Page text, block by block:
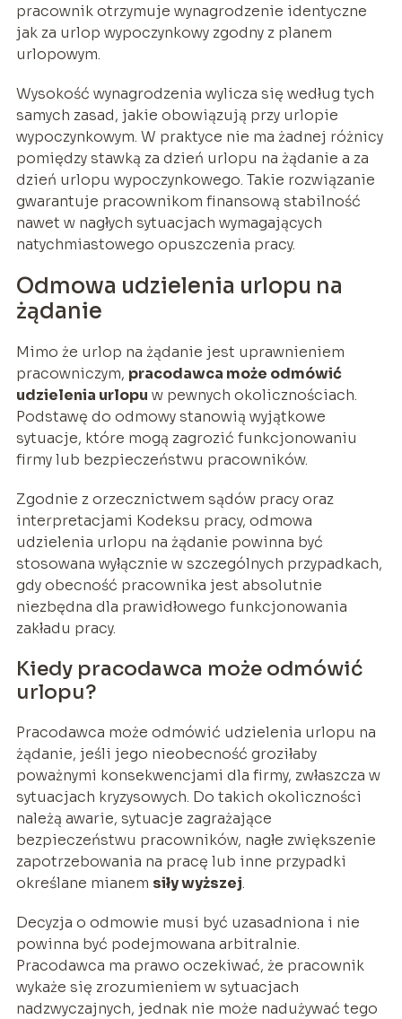
pracownik otrzymuje wynagrodzenie identyczne
jak za urlop wypoczynkowy zgodny z planem
urlopowym.
Wysokość wynagrodzenia wylicza się według tych
samych zasad, jakie obowiązują przy urlopie
wypoczynkowym. W praktyce nie ma żadnej różnicy
pomiędzy stawką za dzień urlopu na żądanie a za
dzień urlopu wypoczynkowego. Takie rozwiązanie
gwarantuje pracownikom finansową stabilność
nawet w nagłych sytuacjach wymagających
natychmiastowego opuszczenia pracy.
Odmowa udzielenia urlopu na
żądanie
Mimo że urlop na żądanie jest uprawnieniem
pracowniczym, pracodawca może odmówić
udzielenia urlopu w pewnych okolicznościach.
Podstawę do odmowy stanowią wyjątkowe
sytuacje, które mogą zagrozić funkcjonowaniu
firmy lub bezpieczeństwu pracowników.
Zgodnie z orzecznictwem sądów pracy oraz
interpretacjami Kodeksu pracy, odmowa
udzielenia urlopu na żądanie powinna być
stosowana wyłącznie w szczególnych przypadkach,
gdy obecność pracownika jest absolutnie
niezbędna dla prawidłowego funkcjonowania
zakładu pracy.
Kiedy pracodawca może odmówić
urlopu?
Pracodawca może odmówić udzielenia urlopu na
żądanie, jeśli jego nieobecność groziłaby
poważnymi konsekwencjami dla firmy, zwłaszcza w
sytuacjach kryzysowych. Do takich okoliczności
należą awarie, sytuacje zagrażające
bezpieczeństwu pracowników, nagłe zwiększenie
zapotrzebowania na pracę lub inne przypadki
określane mianem siły wyższej.
Decyzja o odmowie musi być uzasadniona i nie
powinna być podejmowana arbitralnie.
Pracodawca ma prawo oczekiwać, że pracownik
wykaże się zrozumieniem w sytuacjach
nadzwyczajnych, jednak nie może nadużywać tego